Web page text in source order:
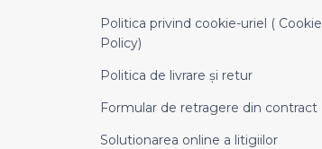
Politica privind cookie-uriel ( Cookie
Policy)
Politica de livrare și retur
Formular de retragere din contract
Solutionarea online a litigiilor